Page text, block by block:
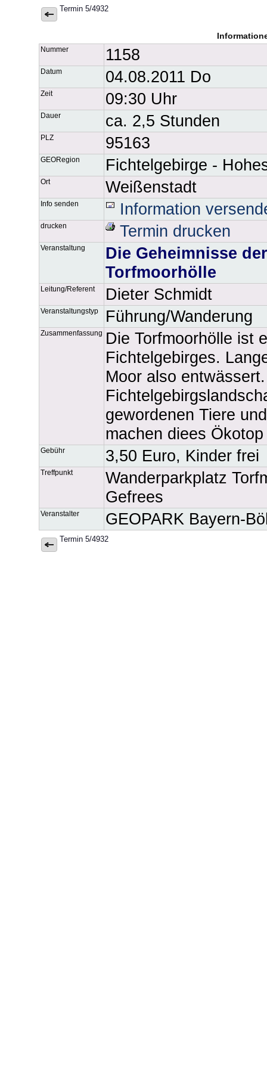
Termin 5/4932
Nummer 1158
Datum 04.08.2011 Do
Zeit 09:30 Uhr
Dauer ca. 2,5 Stunden
PLZ 95163
GEORegion Fichtelgebirge -
Ort Weißenstadt
Info senden Information
drucken Termin drucken
Veranstaltung
Die Geheimnisse
Torfmoorhölle
Leitung/Referent Dieter Schmidt
Veranstaltungstyp Führung/Wanderung
Zusammenfassung
Die Torfmoorhölle ist
Fichtelgebirges.
Moor also
gewordenen Tiere
machen diees
Gebühr 3,50 Euro, Kinder frei
Treffpunkt
Wanderparkplatz
Gefrees
Veranstalter GEOPARK Bayern-
Termin 5/4932